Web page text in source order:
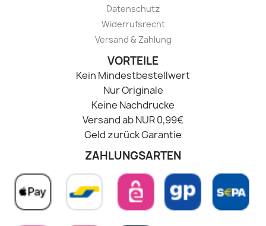
Datenschutz
Widerrufsrecht
Versand & Zahlung
VORTEILE
Kein Mindestbestellwert
Nur Originale
Keine Nachdrucke
Versand ab NUR 0,99€
Geld zurück Garantie
ZAHLUNGSARTEN